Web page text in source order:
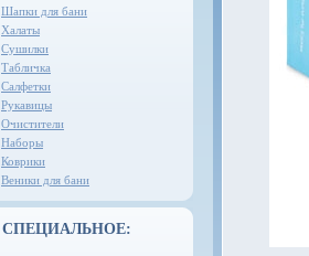
Шапки для бани
Халаты
Сушилки
Табличка
Салфетки
Рукавицы
Очистители
Наборы
Коврики
Веники для бани
СПЕЦИАЛЬНОЕ: